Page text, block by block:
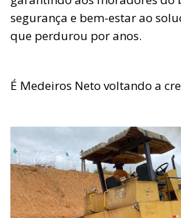
segurança e bem-estar ao
que perdurou por anos.
É Medeiros Neto voltando a